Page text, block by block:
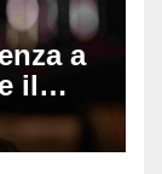
a
il